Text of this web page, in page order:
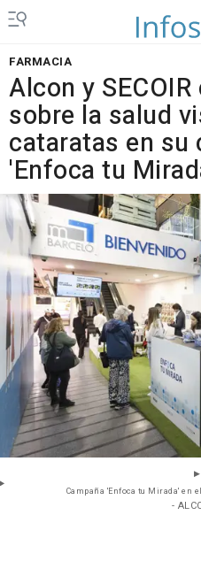
FARMACIA
Alcon y
sobre la salud
cataratas en su
'Enfoca tu
Campaña 'Enfoca tu Mirada' en
-